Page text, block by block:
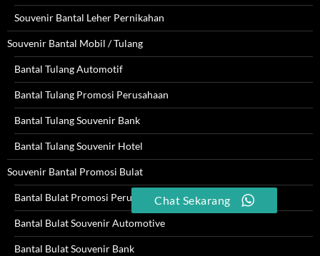
Souvenir Bantal Leher Pernikahan
Souvenir Bantal Mobil / Tulang
Bantal Tulang Automotif
Bantal Tulang Promosi Perusahaan
Bantal Tulang Souvenir Bank
Bantal Tulang Souvenir Hotel
Souvenir Bantal Promosi Bulat
Bantal Bulat Promosi Perusahaan
Bantal Bulat Souvenir Automotive
Bantal Bulat Souvenir Bank
Chat Sekarang